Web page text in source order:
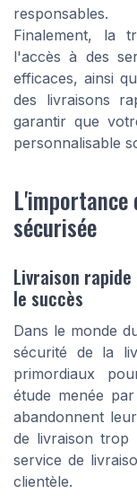
responsables.
Finalement, la
l'accès à des
efficaces, ainsi
des livraisons
garantir que
personnalisable
sécurisée
Livraison
le succès
Dans le monde
sécurité de la
primordiaux
étude menée
abandonnent
de livraison trop
service de
clientèle.